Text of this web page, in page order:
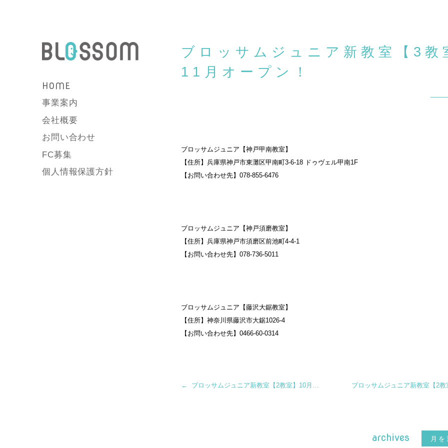
HOME
事業案内
会社概要
お問い合わせ
FC募集
個人情報保護方針
ブロッサムジュニア新教室【3教
11月オープン！
ブロッサムジュニア【神戸甲南教室】
【住所】兵庫県神戸市東灘区甲南町3-6-18 ドゥヴェル甲南1F
【お問い合わせ先】078-855-6476
ブロッサムジュニア【神戸須磨教室】
【住所】兵庫県神戸市須磨区前池町4-4-1
【お問い合わせ先】078-736-5011
ブロッサムジュニア【藤沢大鋸教室】
【住所】神奈川県藤沢市大鋸1026-4
【お問い合わせ先】0466-60-0314
archives